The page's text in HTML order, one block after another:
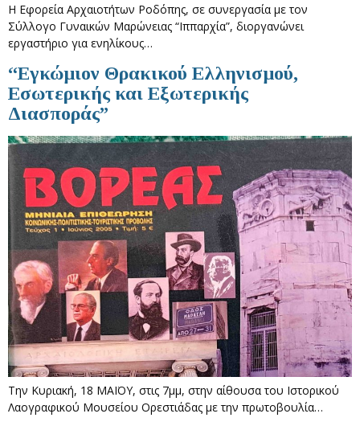
Η Εφορεία Αρχαιοτήτων Ροδόπης, σε συνεργασία με τον
Σύλλογο Γυναικών Μαρώνειας “Ιππαρχία”, διοργανώνει
εργαστήριο για ενηλίκους…
“Εγκώμιον Θρακικού Ελληνισμού,
Εσωτερικής και Εξωτερικής
Διασποράς”
Την Κυριακή, 18 ΜΑΪΟΥ, στις 7μμ, στην αίθουσα του Ιστορικού
Λαογραφικού Μουσείου Ορεστιάδας με την πρωτοβουλία…